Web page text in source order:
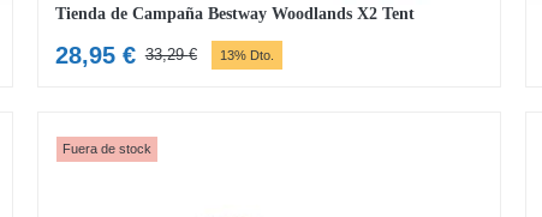
Tienda de Campaña Bestway Woodlands X2 Tent
33,29€El
28,95 €
El 13% Dto.
Fuera de stock